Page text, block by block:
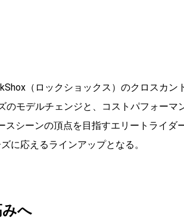
（ロックショックス）のクロスカン
のモデルチェンジと、コストパフォーマ
スシーンの頂点を目指すエリートライダ
に応えるラインアップとなる。
へ